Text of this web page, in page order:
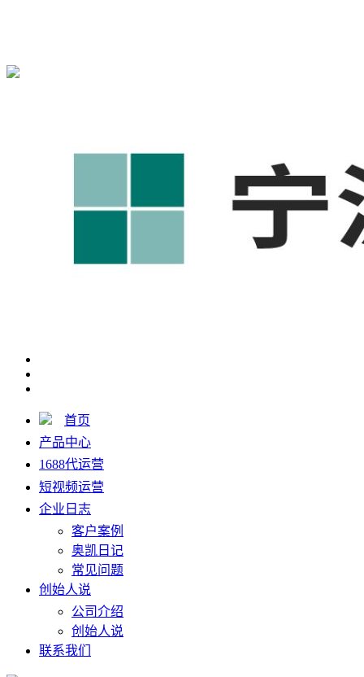
首页
产品中心
1688代运营
短视频运营
企业日志
客户案例
奥凯日记
常见问题
创始人说
公司介绍
创始人说
联系我们